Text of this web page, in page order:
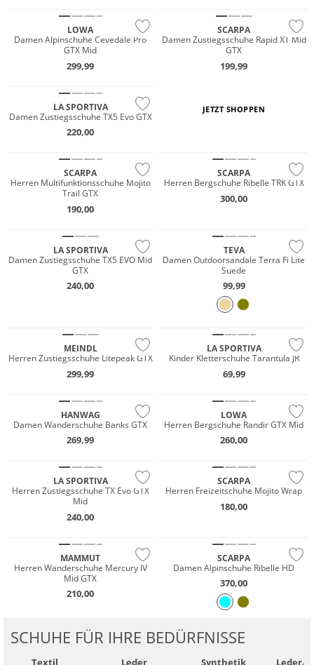
LOWA
Damen Alpinschuhe Cevedale Pro
GTX Mid
299,99
SCARPA
Damen Zustiegsschuhe Rapid XT Mid
GTX
199,99
Wasserfest
LA SPORTIVA
Damen Zustiegsschuhe TX5 Evo GTX
220,00
JETZT SHOPPEN
GORE-TEX
SCARPA
Herren Multifunktionsschuhe Mojito
Trail GTX
190,00
SCARPA
Herren Bergschuhe Ribelle TRK GTX
300,00
Wasserfest
LA SPORTIVA
Damen Zustiegsschuhe TX5 EVO Mid
GTX
240,00
TEVA
Damen Outdoorsandale Terra Fi Lite
Suede
99,99
MEINDL
Herren Zustiegsschuhe Litepeak GTX
299,99
LA SPORTIVA
Kinder Kletterschuhe Tarantula JR
69,99
GORE-TEX
HANWAG
Damen Wanderschuhe Banks GTX
269,99
GORE-TEX
LOWA
Herren Bergschuhe Randir GTX Mid
260,00
Wasserfest
LA SPORTIVA
Herren Zustiegsschuhe TX Evo GTX
Mid
240,00
SCARPA
Herren Freizeitschuhe Mojito Wrap
180,00
Wasserfest
MAMMUT
Herren Wanderschuhe Mercury IV
Mid GTX
210,00
SCARPA
Damen Alpinschuhe Ribelle HD
370,00
SCHUHE FÜR IHRE BEDÜRFNISSE
Wasserfest
GORE-TEX